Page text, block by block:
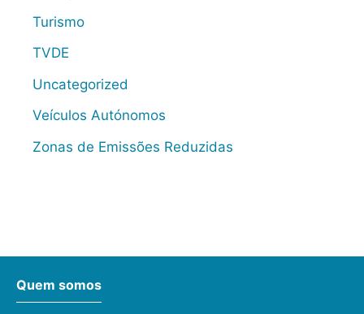
Turismo
TVDE
Uncategorized
Veículos Autónomos
Zonas de Emissões Reduzidas
Quem somos